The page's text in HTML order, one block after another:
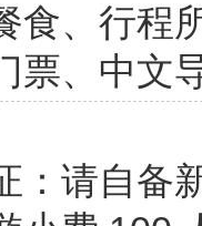
食、行程
票、中文
：请自备